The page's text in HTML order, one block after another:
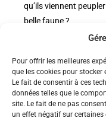
Pour offrir les meilleures
que les cookies pour
Le fait de consentir à ces
données telles que le
site. Le fait de ne pas
un effet négatif sur
qu’ils viennent
belle faune ?
Nos pages
Nos évènements
Nous contacter